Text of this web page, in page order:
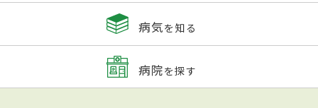
病気を知る
病院を探す